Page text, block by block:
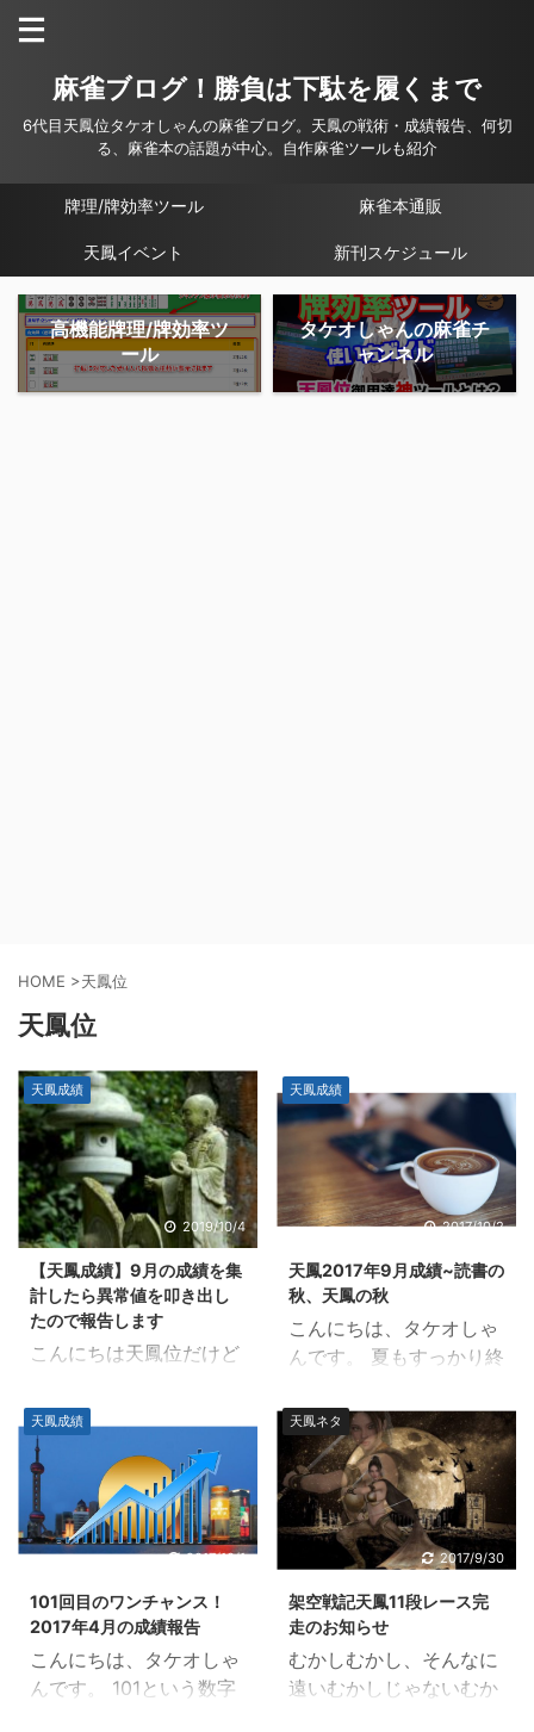
麻雀ブログ！勝負は下駄を履くまで
6代目天鳳位タケオしゃんの麻雀ブログ。天鳳の戦術・成績報告、何切
る、麻雀本の話題が中心。自作麻雀ツールも紹介
牌理/牌効率ツール 麻雀本通販
天鳳イベント 新刊スケジュール
高機能牌理/牌効率ツ
ール
タケオしゃんの麻雀チ
ャンネル
HOME >天鳳位
天鳳位
天鳳成績
2019/10/4
【天鳳成績】9月の成績を集
計したら異常値を叩き出し
たので報告します
こんにちは天鳳位だけど
タケオしゃんです。 10
月に入ってから暑い日が
続きますが、みなさんい
かがお過ごしですか？僕
は元気です。 9月はトッ
プが取れない苦しい月で
高い僕ですが、ここまで
の異常さは初体験でなん
か甘酸っぱい（笑） タケ
オ僕にとっては大事件。
天鳳成績
2017/10/2
天鳳2017年9月成績~読書の
秋、天鳳の秋
こんにちは、タケオしゃ
んです。 夏もすっかり終
した。 読書の秋は、天鳳
の秋 気温が落ち着いて読
書に集中できるように、
天鳳も集中できる季節が
やってきました。 それで
は、さっそく9月の成績
月の天鳳成績 タケオこん
な結果になりました キク
タさん何回打ったの？ タ
ケオほどほどペースで76
天鳳成績
2017/10/1
101回目のワンチャンス！
2017年4月の成績報告
こんにちは、タケオしゃ
んです。 101という数字
天鳳ネタ
2017/9/30
架空戦記天鳳11段レース完
走のお知らせ
むかしむかし、そんなに
遠いむかしじゃないむか